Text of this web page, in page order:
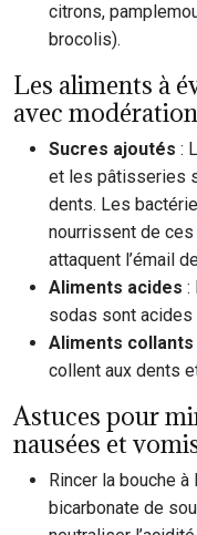
citrons,
brocolis).
Les aliments à
avec
Sucres ajoutés :
et les pâtisseries
dents. Les
nourrissent de
attaquent l’émail
Aliments acides :
sodas sont acides
Aliments collants
collent aux dents
Astuces pour
nausées et
Rincer la bouche à
bicarbonate de